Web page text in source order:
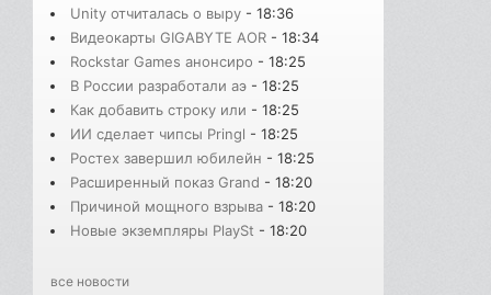
Unity отчиталась о выру - 18:36
Видеокарты GIGABYTE AOR - 18:34
Rockstar Games анонсиро - 18:25
В России разработали аэ - 18:25
Как добавить строку или - 18:25
ИИ сделает чипсы Pringl - 18:25
Ростех завершил юбилейн - 18:25
Расширенный показ Grand - 18:20
Причиной мощного взрыва - 18:20
Новые экземпляры PlaySt - 18:20
все новости